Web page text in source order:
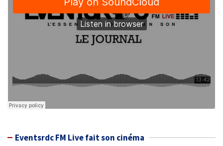
Eventsrdc FM Live fait son cinéma